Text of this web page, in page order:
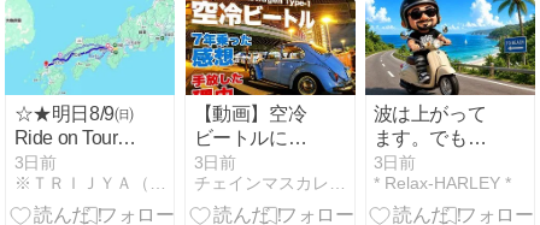
☆★明日8/9㈰
Ride on Tour in
福岡（with 稲
妻フェス 福岡
)に参加致しま
3日前
※ＴＲＩＪＹＡ（トライジャ）創作日記※
【動画】空冷
ビートルに7
年間乗った感
想と手放した
理由
3日前
チェインマスカレイド
波は上がって
ます。でもオ
レは仕事で
す...
3日前
* Relax-HARLEY *